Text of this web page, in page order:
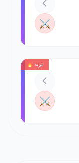
⚔️
ترند 🔥
⚔️